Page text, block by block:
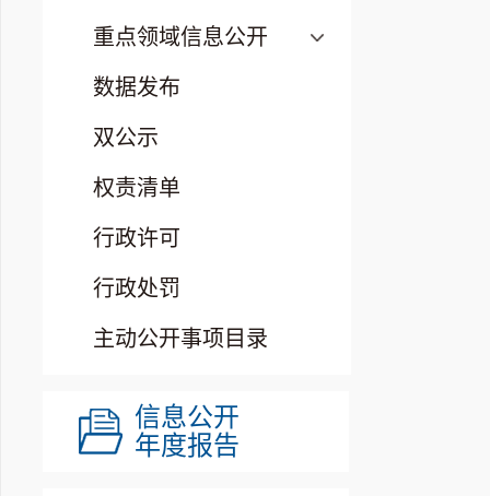
重点领域信息公开
数据发布
双公示
权责清单
行政许可
行政处罚
主动公开事项目录
信息公开
年度报告